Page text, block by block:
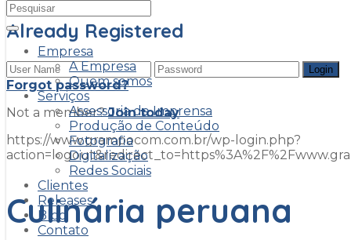
Empresa
A Empresa
Quem somos
Serviços
Assessoria de Imprensa
Produção de Conteúdo
Fotografia
Digitalização
Redes Sociais
Clientes
Releases
Blog
Contato
Already Registered
Forgot password?
Not a member?Join today
https://www.grampocom.com.br/wp-login.php?
Culinária peruana